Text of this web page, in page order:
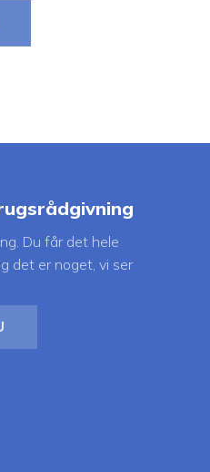
Du får det hele
det er noget, vi ser